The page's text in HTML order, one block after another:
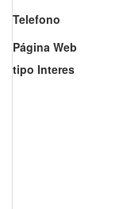
Telefono
Página Web
tipo Interes